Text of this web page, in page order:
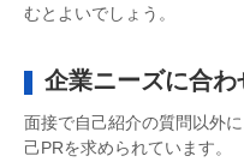
むとよいでしょう。
企業ニーズに合
面接で自己紹介の質問以外
己PRを求められています。